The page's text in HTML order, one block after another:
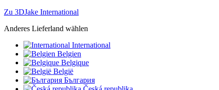
Zu 3DJake International
Anderes Lieferland wählen
International
Belgien
Belgique
België
България